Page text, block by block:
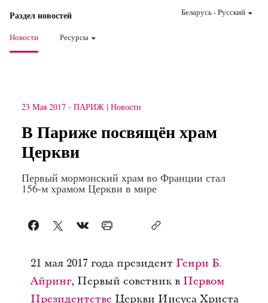
Раздел новостей
Новости Ресурсы
Беларусь-Pусский
23 Мая 2017 - ПАРИЖ Новости
В Париже посвящён храм
Церкви
Первый мормонский храм во Франции стал
156-м храмом Церкви в мире
21 мая 2017 года президент Генри Б.
Айринг, Первый советник в Первом
Президентстве Церкви Иисуса Христа